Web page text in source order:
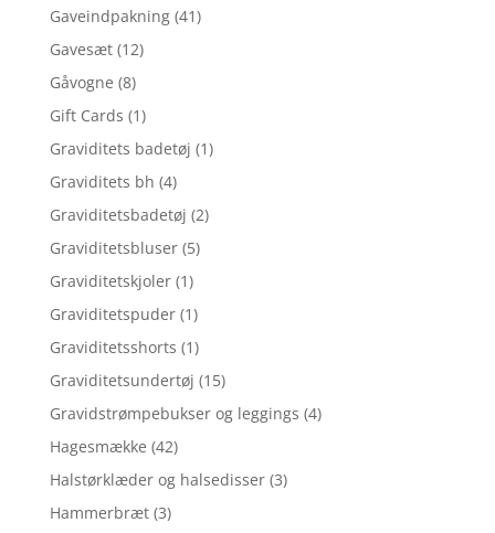
Gaveindpakning (41)
Gavesæt (12)
Gåvogne (8)
Gift Cards (1)
Graviditets badetøj (1)
Graviditets bh (4)
Graviditetsbadetøj (2)
Graviditetsbluser (5)
Graviditetskjoler (1)
Graviditetspuder (1)
Graviditetsshorts (1)
Graviditetsundertøj (15)
Gravidstrømpebukser og leggings (4)
Hagesmække (42)
Halstørklæder og halsedisser (3)
Hammerbræt (3)